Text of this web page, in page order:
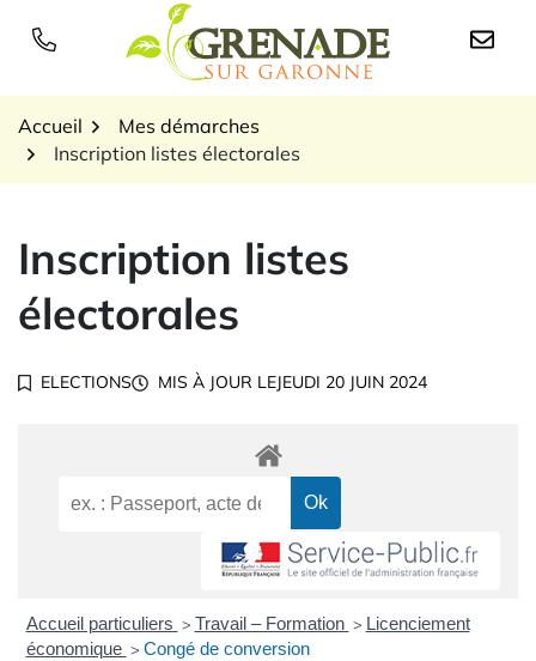
Logo Grenade sur
Accueil
Mes démarches
Inscription listes électorales
Inscription listes
électorales
ELECTIONS MIS À JOUR LEJEUDI 20 JUIN 2024
Accueil particuliers > Travail – Formation > Licenciement
économique > Congé de conversion